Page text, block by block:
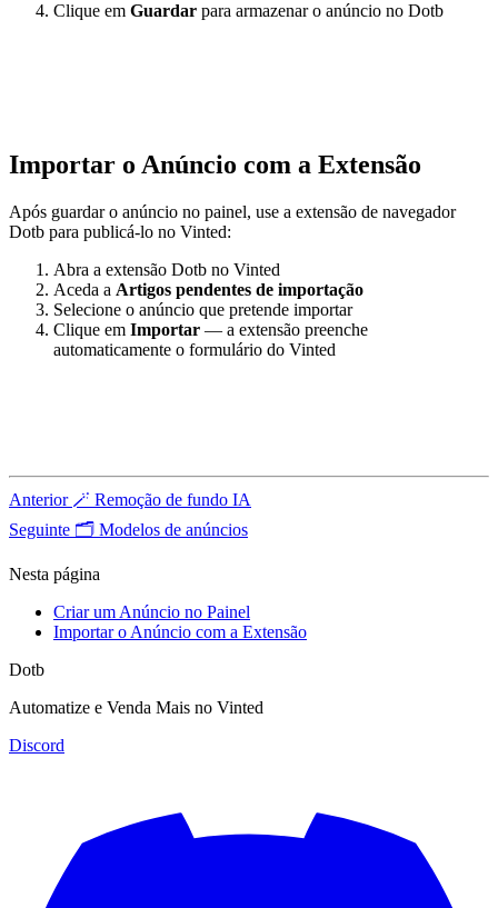
Clique em Guardar para armazenar o anúncio no Dotb
Importar o Anúncio com a Extensão
Após guardar o anúncio no painel, use a extensão de navegador
Dotb para publicá-lo no Vinted:
Abra a extensão Dotb no Vinted
Aceda a Artigos pendentes de importação
Selecione o anúncio que pretende importar
Clique em Importar — a extensão preenche
automaticamente o formulário do Vinted
Anterior 🪄 Remoção de fundo IA
Seguinte 🗂️ Modelos de anúncios
Nesta página
Criar um Anúncio no Painel
Importar o Anúncio com a Extensão
Dotb
Automatize e Venda Mais no Vinted
Discord